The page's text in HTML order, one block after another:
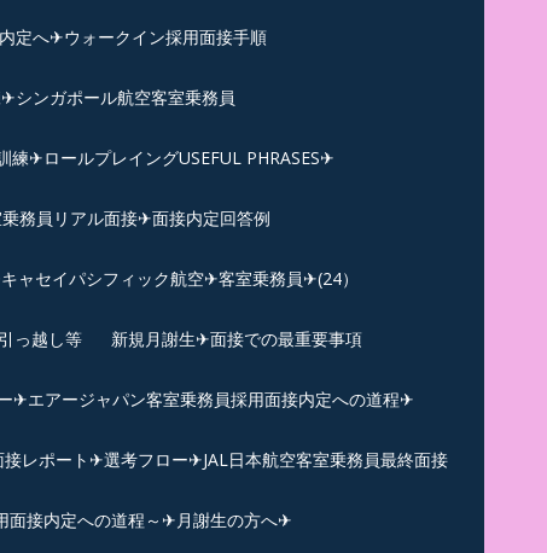
定へ✈︎ウォークイン採用面接手順
シンガポール航空客室乗務員
✈ロールプレイングUSEFUL PHRASES✈
務員リアル面接✈︎面接内定回答例
セイパシフィック航空✈︎客室乗務員✈(24）
っ越し等 新規月謝生✈面接での最重要事項
✈︎エアージャパン客室乗務員採用面接内定への道程✈︎
レポート✈︎選考フロー✈︎JAL日本航空客室乗務員最終面接
面接内定への道程～✈月謝生の方へ✈